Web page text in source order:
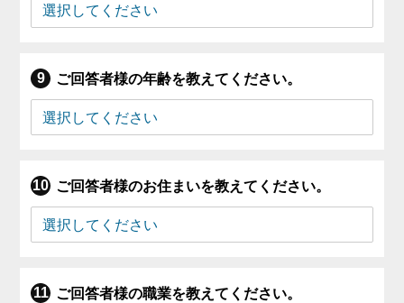
ご回答者様の年齢を教えてください。
ご回答者様のお住まいを教えてください。
ご回答者様の職業を教えてください。